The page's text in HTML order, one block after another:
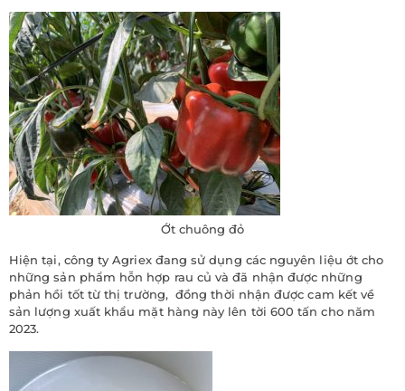
Ớt chuông đỏ
Hiện tại, công ty Agriex đang sử dụng các nguyên liệu ớt cho
những sản phẩm hỗn hợp rau củ và đã nhận được những
phản hồi tốt từ thị trường, đồng thời nhận được cam kết về
sản lượng xuất khẩu mặt hàng này lên tời 600 tấn cho năm
2023.